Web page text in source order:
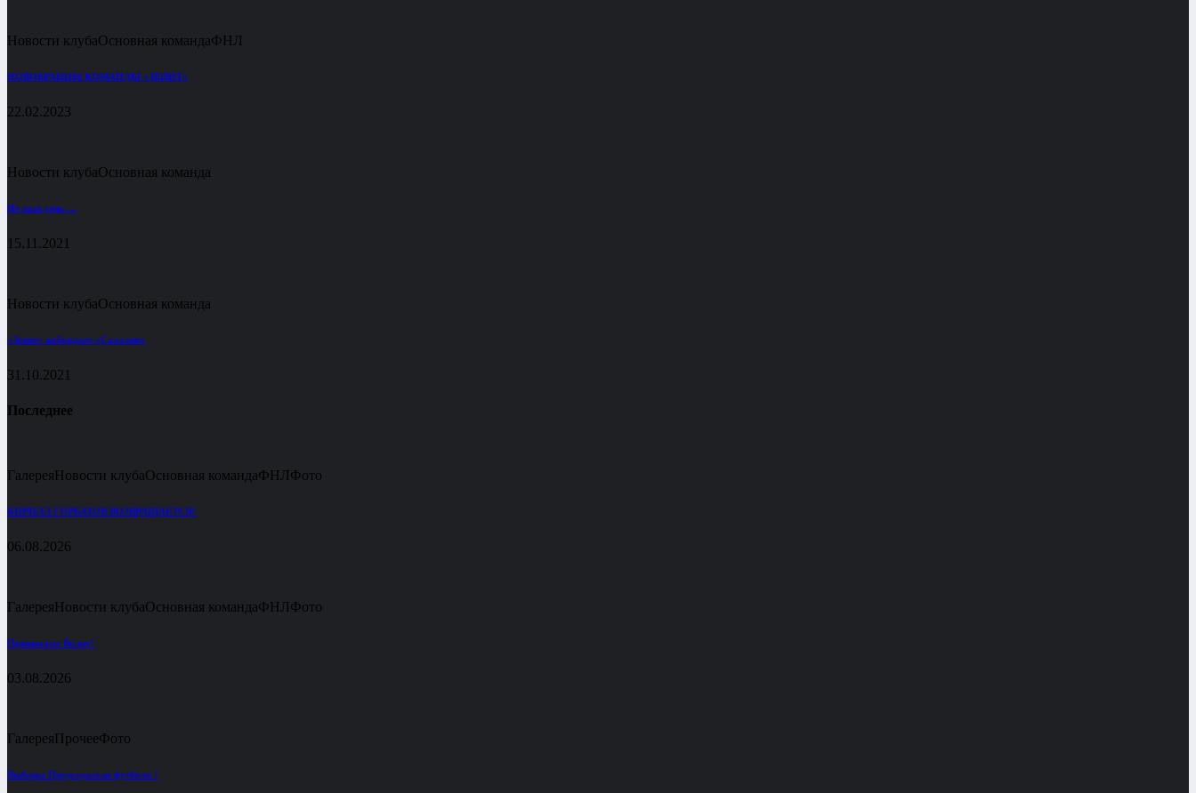
Новости клубаОсновная командаФНЛ
НОВОБРАНЦЫ КОМАНДЫ «ЗЕНИТ»
22.02.2023
Новости клубаОсновная команда
Не наш день …
15.11.2021
Новости клубаОсновная команда
«Зенит» побеждает «Сахалин»
31.10.2021
Последнее
ГалереяНовости клубаОсновная командаФНЛФото
КИРИЛЛ ГОРБАТОВ ВОЗВРАЩАЕТСЯ!
06.08.2026
ГалереяНовости клубаОсновная командаФНЛФото
Принимаем Волну!
03.08.2026
ГалереяПрочееФото
Выборы Председателя футбола !